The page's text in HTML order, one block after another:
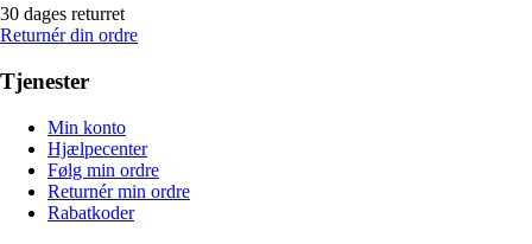
30 dages returret
Returnér din ordre
Tjenester
Min konto
Hjælpecenter
Følg min ordre
Returnér min ordre
Rabatkoder